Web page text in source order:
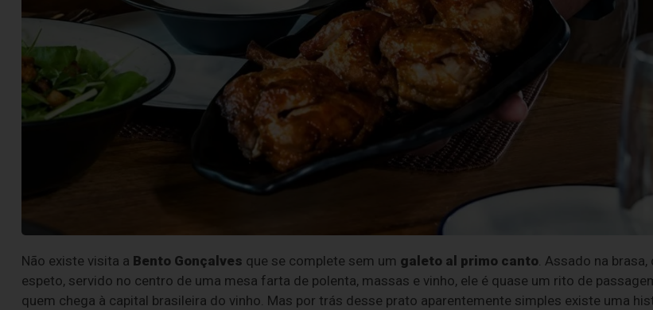
Não existe visita a Bento Gonçalves que se complete sem um galeto al primo canto. Assado na
espeto, servido no centro de uma mesa farta de polenta, massas e vinho, ele é quase um rito de
quem chega à capital brasileira do vinho. Mas por trás desse prato aparentemente simples existe uma